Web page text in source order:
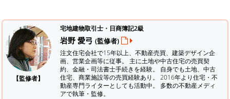
【監修者】
宅地建物取引士・日商簿記2級
岩野 愛弓 (監修者)
注文住宅会社で15年以上、不動産売買、建築デザイン企
画、営業企画等に従事。 主に土地や中古住宅の売買契
約、金融・司法書士手続きを経験。 自身でも土地、中古
住宅、商業施設等の売買経験あり。 2016年より住宅・不
動産専門ライターとしても活動中。 多数の不動産メディ
アで執筆・監修。